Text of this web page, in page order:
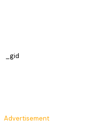
_gid
Advertisement